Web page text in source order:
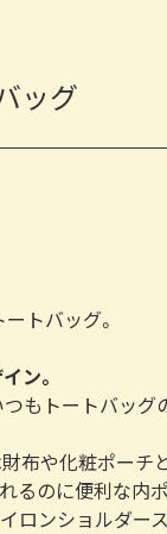
ッグ
トバッグ。
ン。
もトートバッグ
布や化粧ポーチ
るのに便利な内
ロンショルダー